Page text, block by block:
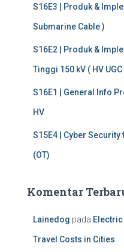
S16E3 | Produk &
Submarine Cable )
S16E2 | Produk &
Tinggi 150 kV ( HV UGC
S16E1 | General Info
HV
S15E4 | Cyber
(OT)
Komentar
Lainedog pada
Travel Costs in Cities